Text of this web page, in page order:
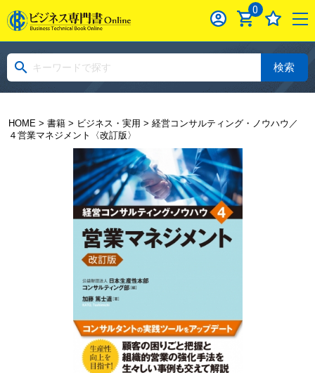
0
検索
HOME> 書籍> ビジネス・実用 > 経営コンサルティング・ノウハウ／
４営業マネジメント〈改訂版〉